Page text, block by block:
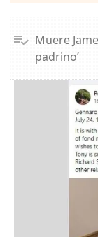
Muere
padrino’